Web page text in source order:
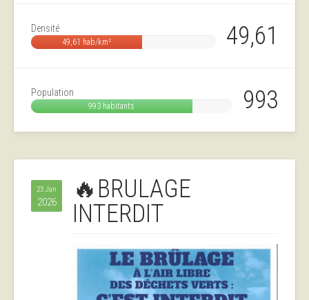
49,61
Densité
49,61 hab/km²
993
Population
993 habitants
23 Jan
2026
🔥BRULAGE
INTERDIT